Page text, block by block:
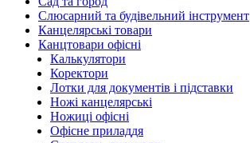
Слюсарний та будівельний інструмент
Канцелярські товари
Канцтовари офісні
Калькулятори
Коректори
Лотки для документів і підставки
Ножі канцелярські
Ножиці офісні
Офісне приладдя